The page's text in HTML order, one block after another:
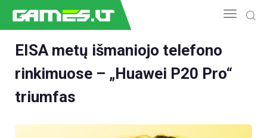
NAUJIENOS
GAMEDEV
GELEŽIS
EISA metų išmaniojo telefono
rinkimuose – „Huawei P20 Pro“
triumfas